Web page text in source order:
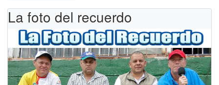
La foto del recuerdo